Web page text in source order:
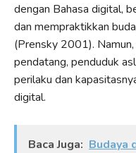
dengan Bahasa digital,
dan mempraktikkan
(Prensky 2001).
pendatang, penduduk
perilaku dan
digital.
Baca Juga: Budaya